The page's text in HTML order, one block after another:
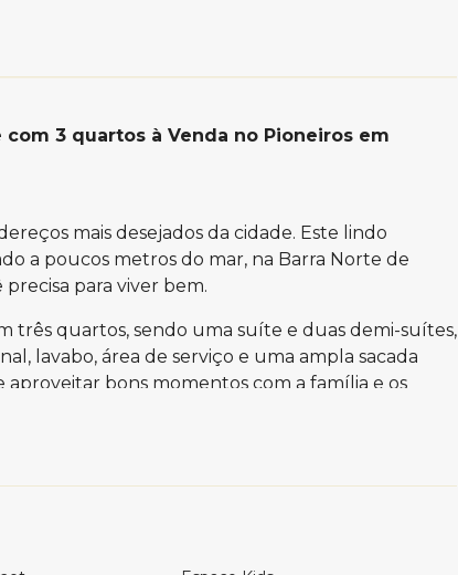
3 quartos à Venda no Pioneiros em
mais desejados da cidade. Este lindo
a poucos metros do mar, na Barra Norte de
para viver bem.
três quartos, sendo uma suíte e duas demi-suítes,
lavabo, área de serviço e uma ampla sacada
bons momentos com a família e os
privativas.